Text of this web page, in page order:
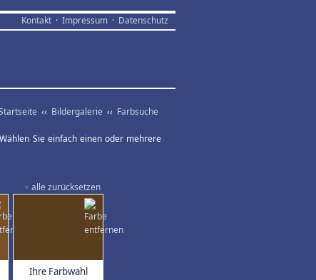
Kontakt · Impressum · Datenschutz
‹‹ Bildergalerie ‹‹ Farbsuche
Sie einfach einen oder mehrere
× alle zurücksetzen
Ihre Farbwahl